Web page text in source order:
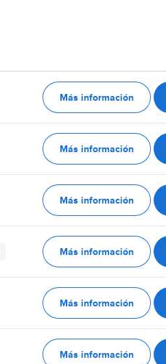
Más información
Más información
Más información
Más información
Más información
Más información